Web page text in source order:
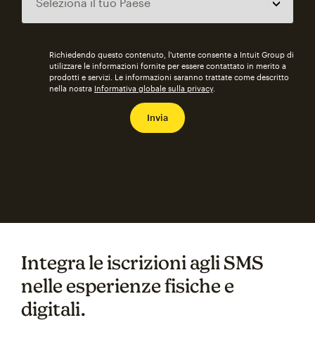
Richiedendo questo contenuto, l'utente consente a Intuit Group di
utilizzare le informazioni fornite per essere contattato in merito a
prodotti e servizi. Le informazioni saranno trattate come descritto
nella nostra Informativa globale sulla privacy.
Integra le iscrizioni agli SMS
nelle esperienze fisiche e
digitali.